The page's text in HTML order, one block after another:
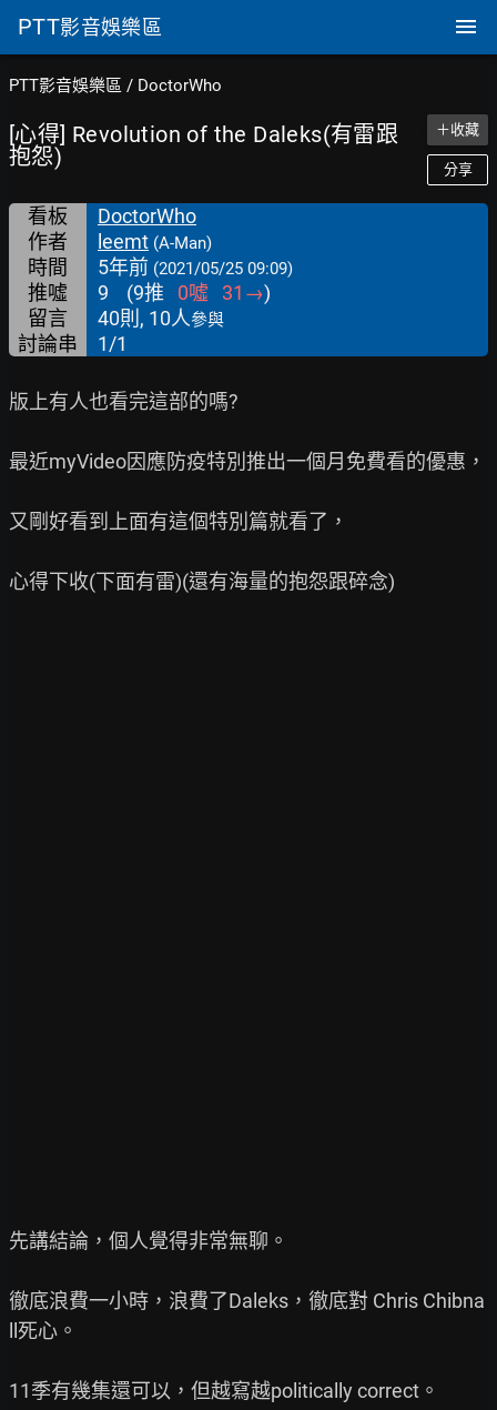
PTT影音娛樂區
PTT影音娛樂區 / DoctorWho
[心得] Revolution of the Daleks(有雷跟
抱怨)
＋收藏
分享
看板
DoctorWho
作者
leemt (A-Man)
時間 5年前 (2021/05/25 09:09)
推噓 9 (9推 0噓 31 →)
留言
40則, 10人參與
討論串 1/1
版上有人也看完這部的嗎?
最近myVideo因應防疫特別推出一個月免費看的優惠，
又剛好看到上面有這個特別篇就看了，
心得下收(下面有雷)(還有海量的抱怨跟碎念)
先講結論，個人覺得非常無聊。
徹底浪費一小時，浪費了Daleks，徹底對 Chris Chibna
ll死心。
11季有幾集還可以，但越寫越politically correct。